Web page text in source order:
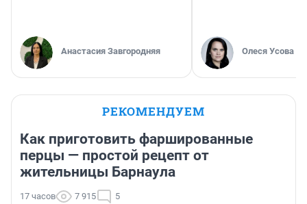
Анастасия Завгородняя Олеся Усова
РЕКОМЕНДУЕМ
Как приготовить фаршированные
перцы — простой рецепт от
жительницы Барнаула
17 часов 7 915 5